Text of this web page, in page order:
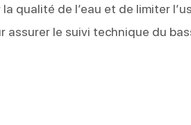
qualité de l’eau et de limiter
assurer le suivi technique du